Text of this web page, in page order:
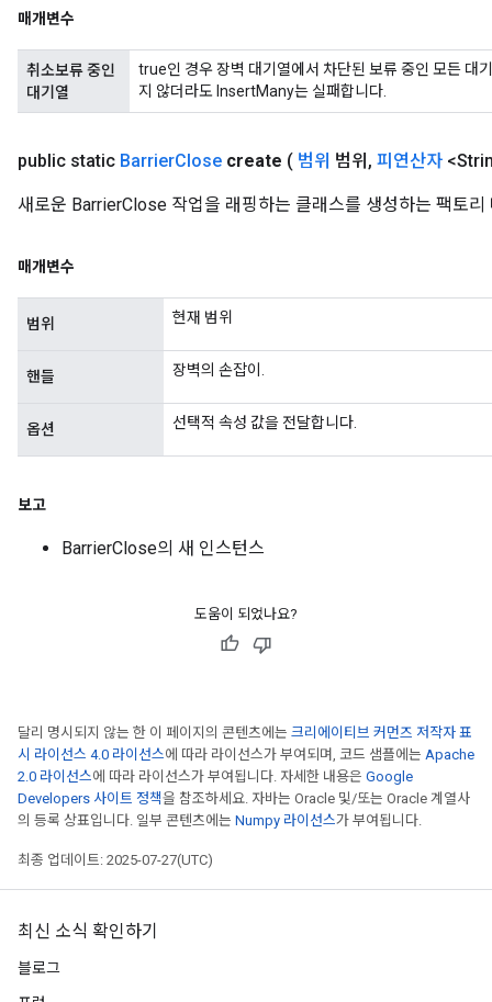
매개변수
취소보류 중인
대기열
true인 경우 장벽 대기열에서 차단된 보류 중인 모든 대
지 않더라도 InsertMany는 실패합니다.
public static BarrierClose create ( 범위 범위 , 피연산자
새로운 BarrierClose 작업을 래핑하는 클래스를 생성하는 팩토리
매개변수
범위 현재 범위
핸들 장벽의 손잡이.
옵션 선택적 속성 값을 전달합니다.
보고
BarrierClose의 새 인스턴스
도움이 되었나요?
달리 명시되지 않는 한 이 페이지의 콘텐츠에는 크리에이티브 커먼즈 저작자 표
시 라이선스 4.0 라이선스에 따라 라이선스가 부여되며, 코드 샘플에는 Apache
2.0 라이선스에 따라 라이선스가 부여됩니다. 자세한 내용은 Google
Developers 사이트 정책을 참조하세요. 자바는 Oracle 및/또는 Oracle 계열사
의 등록 상표입니다. 일부 콘텐츠에는 Numpy 라이선스가 부여됩니다.
최종 업데이트: 2025-07-27(UTC)
최신 소식 확인하기
블로그